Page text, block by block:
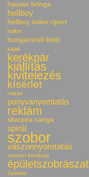
hauser bringa
hellboy
hellboy index riport
holker
hungarocell betű
kajak
kerékpár
kiállítás
kivitelezés
kísérlet
marás
ponyvanyomtatás
reklám
skarpea canga
spirál
szobor
vászonnyomtatás
wenson kerékpár
épületszobrászat
ősminta